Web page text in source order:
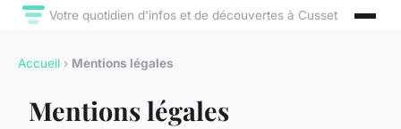
Votre quotidien d'infos et de découvertes à Cusset
Accueil › Mentions légales
Mentions légales